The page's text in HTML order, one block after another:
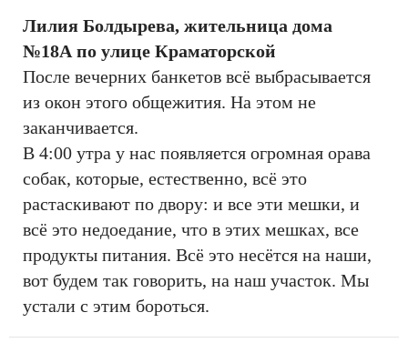
Лилия Болдырева, жительница дома
№18А по улице Краматорской
После вечерних банкетов всё выбрасывается
из окон этого общежития. На этом не
заканчивается.
В 4:00 утра у нас появляется огромная орава
собак, которые, естественно, всё это
растаскивают по двору: и все эти мешки, и
всё это недоедание, что в этих мешках, все
продукты питания. Всё это несётся на наши,
вот будем так говорить, на наш участок. Мы
устали с этим бороться.